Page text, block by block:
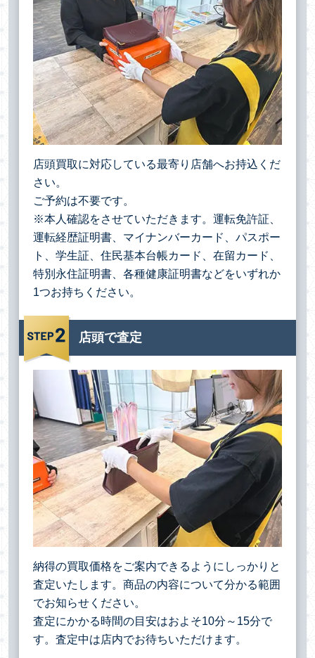
店頭買取に対応している最寄り店舗へお持込くだ
さい。
ご予約は不要です。
※本人確認をさせていただきます。運転免許証、
運転経歴証明書、マイナンバーカード、パスポー
ト、学生証、住民基本台帳カード、在留カード、
特別永住証明書、各種健康証明書などをいずれか
1つお持ちください。
店頭で査定
納得の買取価格をご案内できるようにしっかりと
査定いたします。商品の内容について分かる範囲
でお知らせください。
査定にかかる時間の目安はおよそ10分～15分で
す。査定中は店内でお待ちいただけます。